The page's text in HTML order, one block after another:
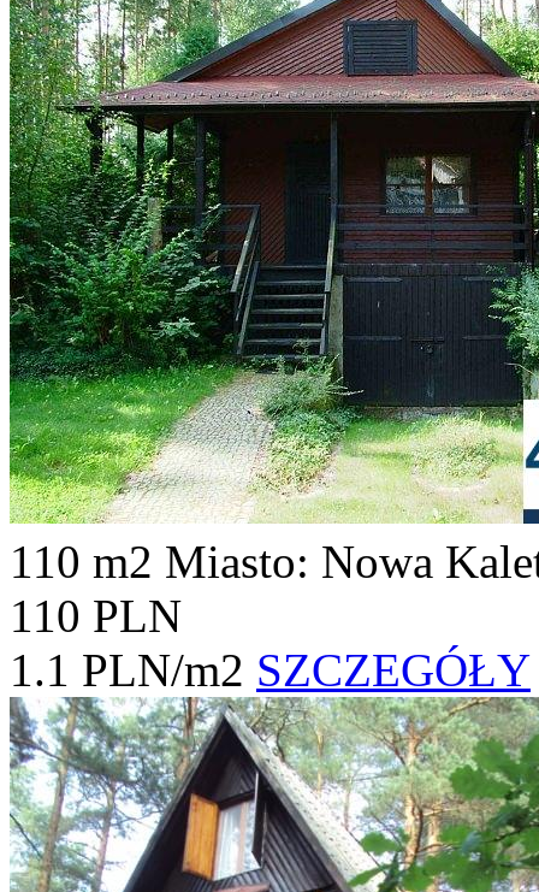
110 m2 Miasto: Nowa
110 PLN
1.1 PLN/m2 SZCZEGÓŁY